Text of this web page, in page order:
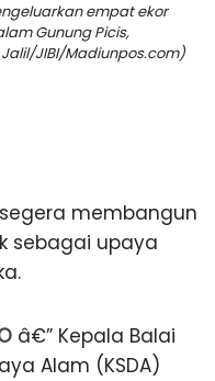
empat ekor
Gunung Picis,
Jalil/JIBI/Madiunpos.com)
membangun
sebagai upaya
â€” Kepala Balai
Alam (KSDA)